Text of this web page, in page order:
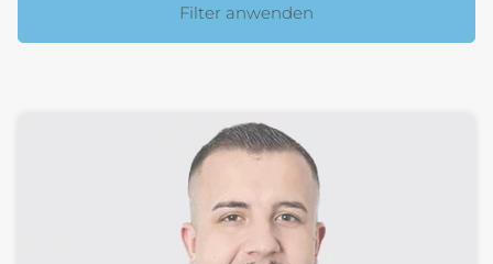
Filter anwenden